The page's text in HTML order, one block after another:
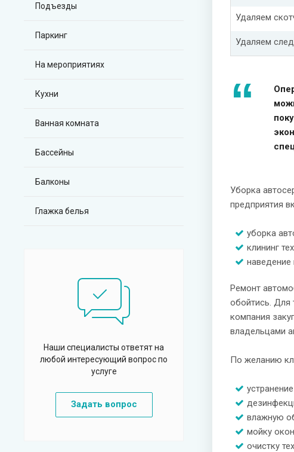
Удаляем
Удаляем
Уборка
предприятия
уборка
клининг
наведение
Ремонт
обойтись. Для
компания
владельцами
По желанию
влажную
мойку
очистку
Подъезды
Паркинг
На мероприятиях
Кухни
Ванная комната
Бассейны
Балконы
Глажка белья
Наши специалисты ответят на
любой интересующий вопрос по
услуге
Задать вопрос